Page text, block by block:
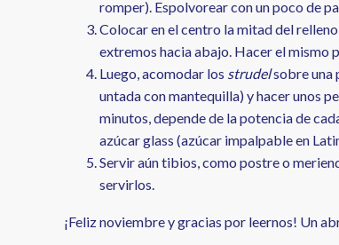
romper). Espolvorear con un poco de
Colocar en el centro la mitad del
extremos hacia abajo. Hacer el mismo
Luego, acomodar los strudelsobre una
untada con mantequilla) y hacer unos
minutos, depende de la potencia de
azúcar glass (azúcar impalpable en
Servir aún tibios, como postre o
servirlos.
¡Feliz noviembre y gracias por leernos! Un